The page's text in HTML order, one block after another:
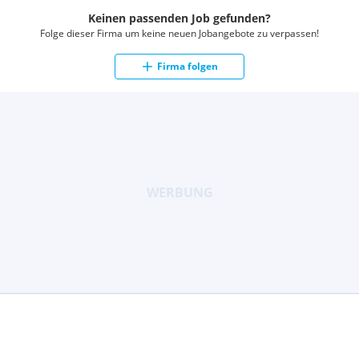
Keinen passenden Job gefunden?
Folge dieser Firma um keine neuen Jobangebote zu verpassen!
Firma folgen